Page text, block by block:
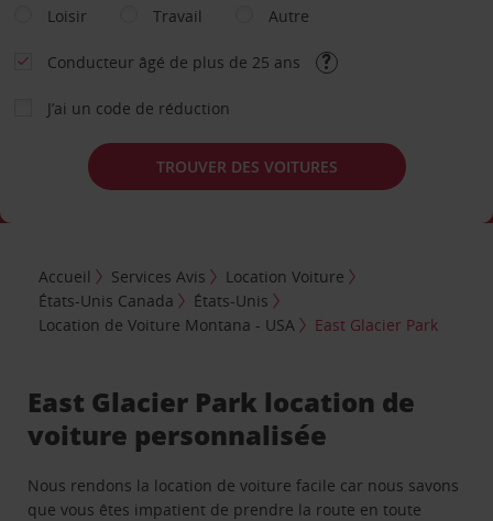
Loisir
Travail Autre
Conducteur âgé de plus de 25 ans
J’ai un code de réduction
TROUVER DES VOITURES
Accueil Services Avis
Location Voiture
États-Unis Canada
États-Unis
Location de Voiture Montana - USA
East Glacier Park
East Glacier Park location de
voiture personnalisée
Nous rendons la location de voiture facile car nous savons
que vous êtes impatient de prendre la route en toute